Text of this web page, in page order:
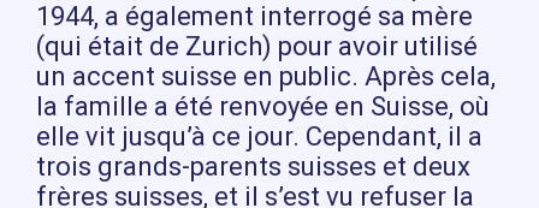
1944, a également interrogé sa mère
(qui était de Zurich) pour avoir utilisé
un accent suisse en public. Après cela,
la famille a été renvoyée en Suisse, où
elle vit jusqu’à ce jour. Cependant, il a
trois grands-parents suisses et deux
frères suisses, et il s’est vu refuser la